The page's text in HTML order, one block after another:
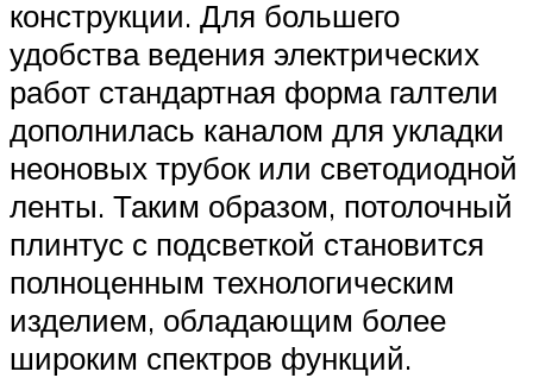
конструкции. Для большего
удобства ведения электрических
работ стандартная форма галтели
дополнилась каналом для укладки
неоновых трубок или светодиодной
ленты. Таким образом, потолочный
плинтус с подсветкой становится
полноценным технологическим
изделием, обладающим более
широким спектров функций.